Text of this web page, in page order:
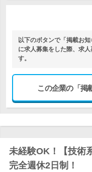
以下のボタンで「掲載お
に求人募集をした際、求
す。
この企業の「掲
未経験OK！【技術
完全週休2日制！